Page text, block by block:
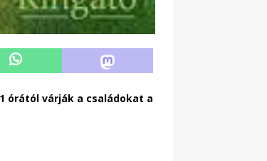
órától várják a családokat a